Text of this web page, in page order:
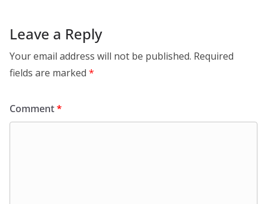
Leave a Reply
Your email address will not be published. Required
fields are marked *
Comment*